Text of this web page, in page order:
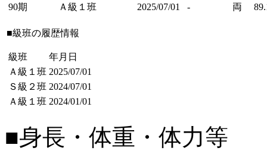
90期
Ａ級１班 2025/07/01 - 両
■級班の履歴情報
級班
年月日
Ａ級１班 2025/07/01
Ｓ級２班 2024/07/01
Ａ級１班 2024/01/01
■身長・体重・体力等